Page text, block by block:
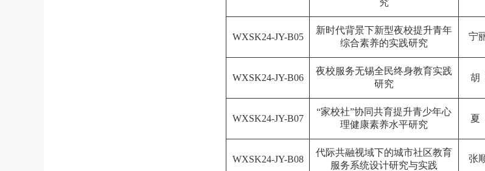
究
WXSK24-JY-B05
新时代背景下新型夜校提升青年
综合素养的实践研究
宁
WXSK24-JY-B06
夜校服务无锡全民终身教育实践
研究
胡
WXSK24-JY-B07
“家校社”协同共育提升青少年心
理健康素养水平研究
夏
WXSK24-JY-B08
代际共融视域下的城市社区教育
服务系统设计研究与实践
张